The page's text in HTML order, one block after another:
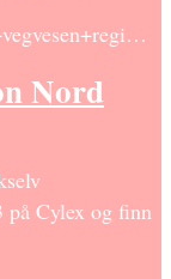
Nord
på Cylex og finn